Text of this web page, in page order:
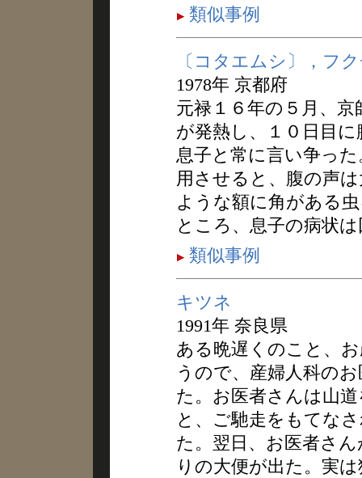
類似事例
〔コタエムシ〕，フ
1978年 京都府
元禄１６年の５月、
が発熱し、１０日目
息子と常に言い争っ
用させると、腹の声
ような額に角がある
ところ、息子の病状
類似事例
キツネ
1991年 奈良県
ある晩遅くのこと、
うので、産婦人科の
た。お医者さんは山
と、ご馳走をもてな
た。翌日、お医者さ
りの大便が出た。実